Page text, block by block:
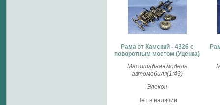
Рама от Камский - 4326 с
поворотным мостом (Уценка)
Масштабная модель
автомобиля(1:43)
Элекон
Нет в наличии